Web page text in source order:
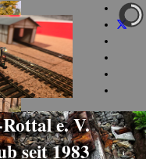
581 85
ab 19 Uhr
e. V.
seit 1983